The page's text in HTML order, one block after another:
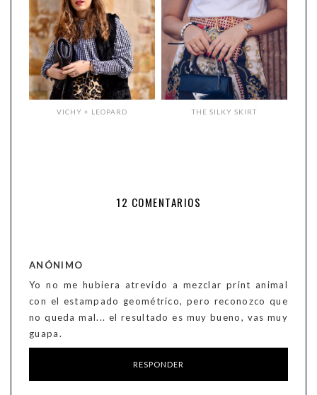
VICHY + LEOPARD THE SILKY SKIRT
12 COMENTARIOS
ANÓNIMO
Yo no me hubiera atrevido a mezclar print animal
con el estampado geométrico, pero reconozco que
no queda mal... el resultado es muy bueno, vas muy
guapa.
RESPONDER